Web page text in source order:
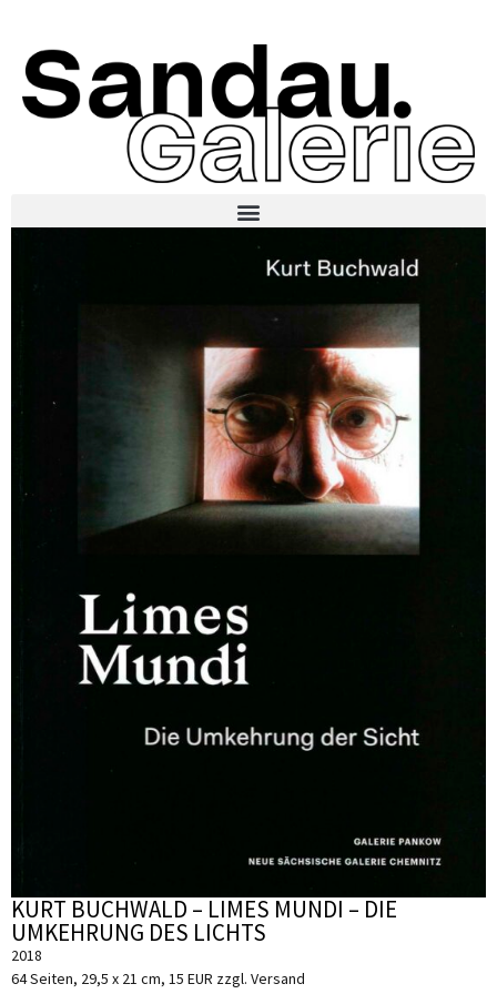
KURT BUCHWALD – LIMES MUNDI – DIE
UMKEHRUNG DES LICHTS
2018
64 Seiten, 29,5 x 21 cm, 15 EUR zzgl. Versand